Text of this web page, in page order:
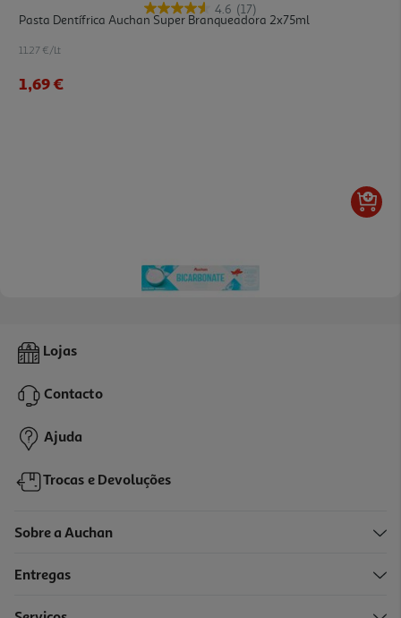
4.6 (17)
Pasta Dentífrica Auchan Super Branqueadora 2x75ml
11.27 €/Lt
1,69 €
Pasta Dentífrica Auchan Com Bicarbonato De Sódio 75 Ml
1,15 €
Lojas
Contacto
Ajuda
Trocas e Devoluções
Sobre a Auchan
Entregas